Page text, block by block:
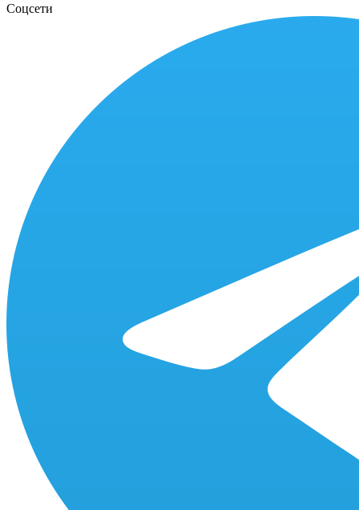
Соцсети